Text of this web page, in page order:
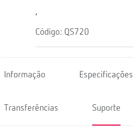
,
Código: QS720
Informação Especificações
Transferências Suporte